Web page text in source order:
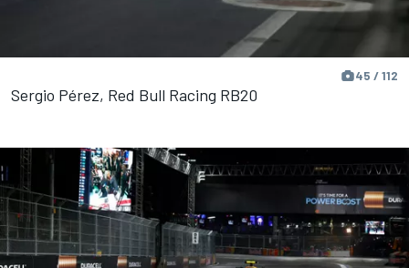
45 / 112
Sergio Pérez, Red Bull Racing RB20